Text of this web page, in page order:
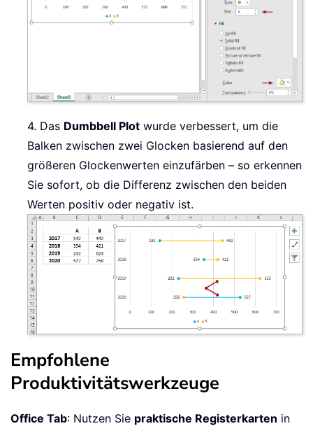
4. Das Dumbbell Plot wurde verbessert, um die
Balken zwischen zwei Glocken basierend auf den
größeren Glockenwerten einzufärben – so erkennen
Sie sofort, ob die Differenz zwischen den beiden
Werten positiv oder negativ ist.
Empfohlene
Produktivitätswerkzeuge
Office Tab: Nutzen Sie praktische Registerkarten in